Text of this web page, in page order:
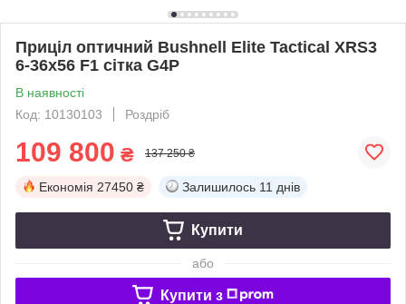
Приціл оптичний Bushnell Elite Tactical XRS3
6-36x56 F1 сітка G4P
В наявності
Код: 10130103
Роздріб
109 800 ₴ 137 250 ₴
Економія 27450 ₴ Залишилось 11 днів
Купити
або
Купити з